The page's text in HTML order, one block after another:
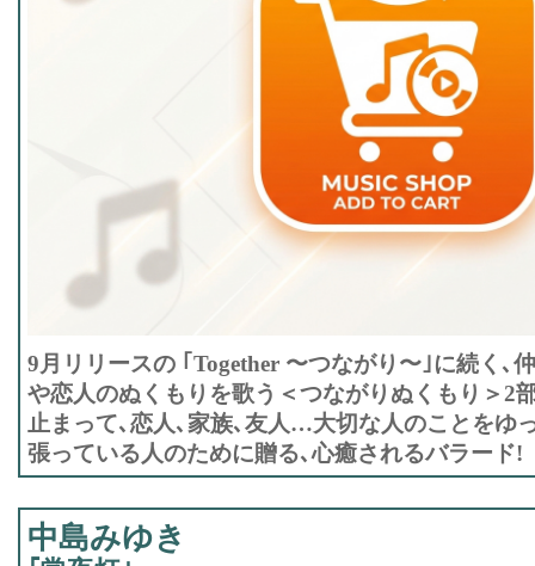
9月リリースの ｢Together 〜つながり〜｣に続く､
や恋人のぬくもりを歌う＜つながりぬくもり＞2
止まって､恋人､家族､友人…大切な人のことをゆ
張っている人のために贈る､心癒されるバラード!
中島みゆき